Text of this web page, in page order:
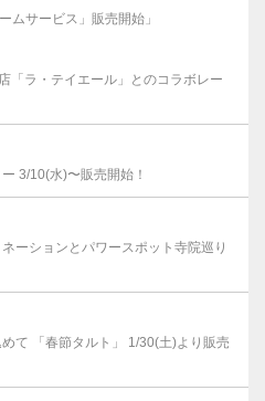
ムサービス」販売開始」
「ラ・テイエール」とのコラボレー
3/10(水)〜販売開始！
ーションとパワースポット寺院巡り
て 「春節タルト」 1/30(土)より販売